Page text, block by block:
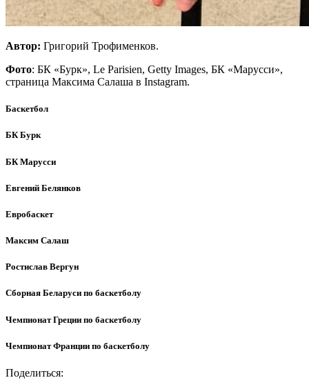
Автор: Григорий Трофименков.
Фото: БК «Бурк», Le Parisien, Getty Images, БК «Марусси»,
страница Максима Салаша в Instagram.
Баскетбол
БК Бурк
БК Марусси
Евгений Белянков
Евробаскет
Максим Салаш
Ростислав Вергун
Сборная Беларуси по баскетболу
Чемпионат Греции по баскетболу
Чемпионат Франции по баскетболу
Поделиться: